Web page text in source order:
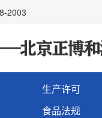
2003
生产许可
食品法规